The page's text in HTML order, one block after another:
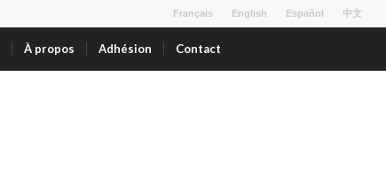
Français English Español 中文
À propos Adhésion Contact